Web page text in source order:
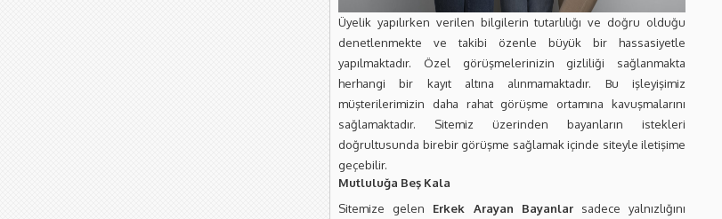
Üyelik yapılırken verilen bilgilerin tutarlılığı ve doğru olduğu
denetlenmekte ve takibi özenle büyük bir hassasiyetle
yapılmaktadır. Özel görüşmelerinizin gizliliği sağlanmakta
herhangi bir kayıt altına alınmamaktadır. Bu işleyişimiz
müşterilerimizin daha rahat görüşme ortamına kavuşmalarını
sağlamaktadır. Sitemiz üzerinden bayanların istekleri
doğrultusunda birebir görüşme sağlamak içinde siteyle iletişime
geçebilir.
Mutluluğa Beş Kala
Sitemize gelen Erkek Arayan Bayanlarsadece yalnızlığını